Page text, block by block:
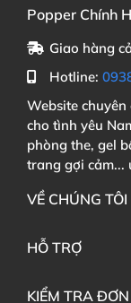
Popper Chính
Giao hàng
Hotline:
Website chuyên
cho tình yêu
phòng the, gel
trang gợi cảm...
VỀ CHÚNG TÔI
HỖ TRỢ
KIỂM TRA